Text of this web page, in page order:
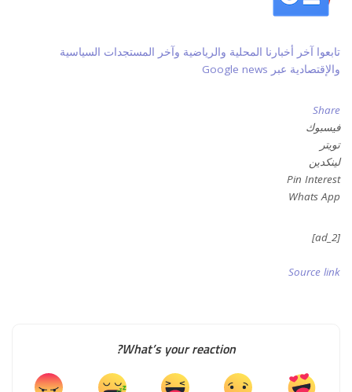
تابعوا آخر أخبارنا المحلية والرياضية وآخر المستجدات السياسية
والإقتصادية عبر Google news
Share
فيسبوك
تويتر
لينكدين
Pin Interest
Whats App
[ad_2]
Source link
What’s your reaction?